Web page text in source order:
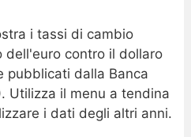
i tassi di cambio
dell'euro contro il dollaro
pubblicati dalla Banca
Utilizza il menu a tendina
i dati degli altri anni.